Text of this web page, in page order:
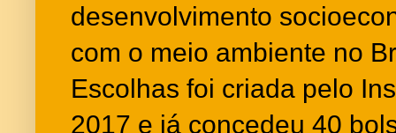
desenvolvimento
com o meio ambiente no
Escolhas foi criada pelo
2017 e já concedeu 40